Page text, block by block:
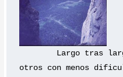
otros con menos